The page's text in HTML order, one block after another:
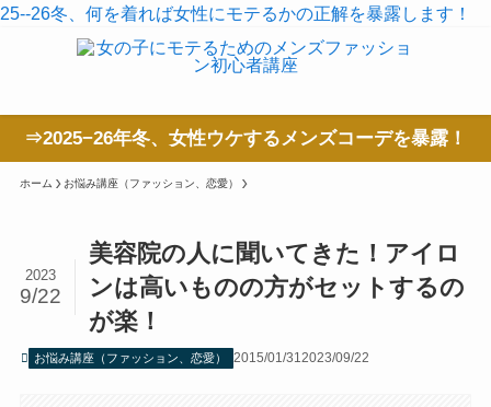
25--26冬、何を着れば女性にモテるかの正解を暴露します！
⇒2025−26年冬、女性ウケするメンズコーデを暴露！
ホーム お悩み講座（ファッション、恋愛）
美容院の人に聞いてきた！アイロ
ンは高いものの方がセットするの
が楽！
2023
9/22
お悩み講座（ファッション、恋愛） 2015/01/312023/09/22